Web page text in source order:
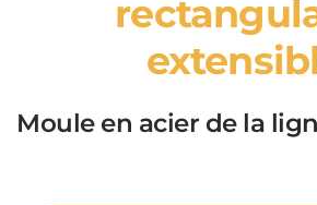
Moule en acier de la